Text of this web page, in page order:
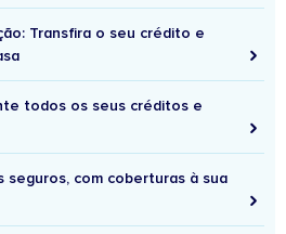
Transfira o seu crédito e
todos os seus créditos e
seguros, com coberturas à sua